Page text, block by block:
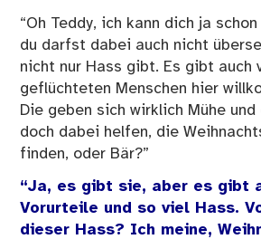
“Oh Teddy, ich kann dich ja
du darfst dabei auch nicht
nicht nur Hass gibt. Es gibt auch
geflüchteten Menschen hier
Die geben sich wirklich Mühe
doch dabei helfen, die
finden, oder Bär?”
“Ja, es gibt sie, aber es gibt
Vorurteile und so viel Hass.
dieser Hass? Ich meine,